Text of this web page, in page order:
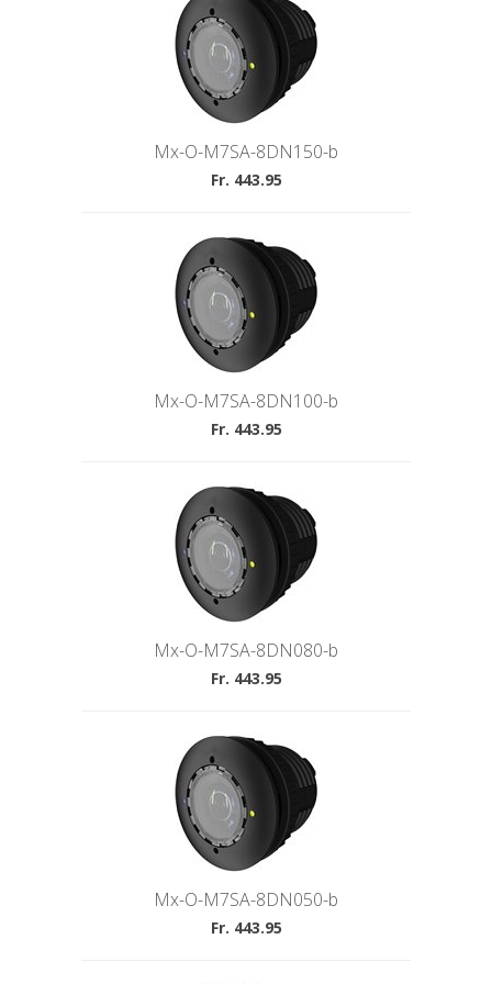
Mx-O-M7SA-8DN150-b
Fr. 443.95
Mx-O-M7SA-8DN100-b
Fr. 443.95
Mx-O-M7SA-8DN080-b
Fr. 443.95
Mx-O-M7SA-8DN050-b
Fr. 443.95